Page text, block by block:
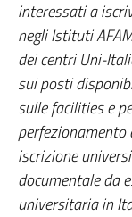
interessati a
negli Istituti
dei centri Uni-
sui posti
sulle facilities e
iscrizione
documentale da
universitaria in